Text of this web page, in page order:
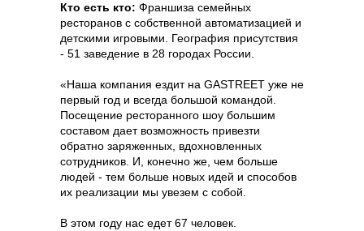
Кто есть кто: Франшиза семейных
ресторанов с собственной автоматизацией и
детскими игровыми. География присутствия
- 51 заведение в 28 городах России.
«‎Наша компания ездит на GASTREET уже не
первый год и всегда большой командой.
Посещение ресторанного шоу большим
составом дает возможность привезти
обратно заряженных, вдохновленных
сотрудников. И, конечно же, чем больше
людей - тем больше новых идей и способов
их реализации мы увезем с собой.
В этом году нас едет 67 человек.